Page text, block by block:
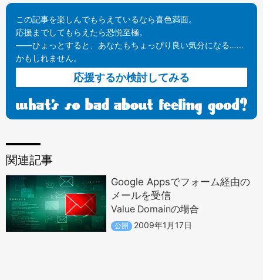
この記事を楽しんでもらえているなら喜色満面。
応援までしてもらえたら恐悦至極。
——ひょっとすると、あなたもちょっぴり良い気分になる……
かもしれません。
応援するか検討してみる
関連記事
Google Appsでフォーム経由の
メールを受信
Value Domainの場合
公開 2009年1月17日